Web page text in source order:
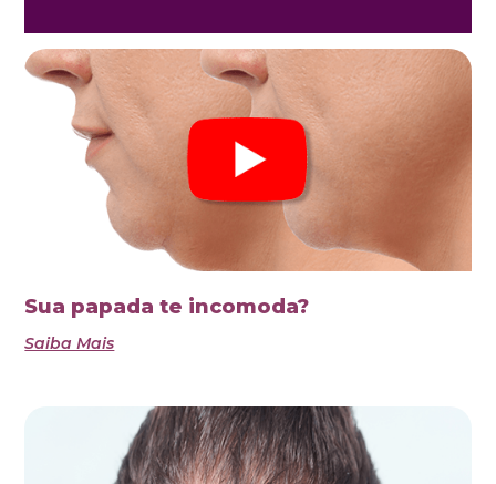
Sua papada te incomoda?
Saiba Mais